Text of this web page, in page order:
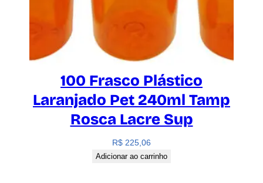
100 Frasco Plástico
Laranjado Pet 240ml Tamp
Rosca Lacre Sup
R$ 225,06
Adicionar ao carrinho